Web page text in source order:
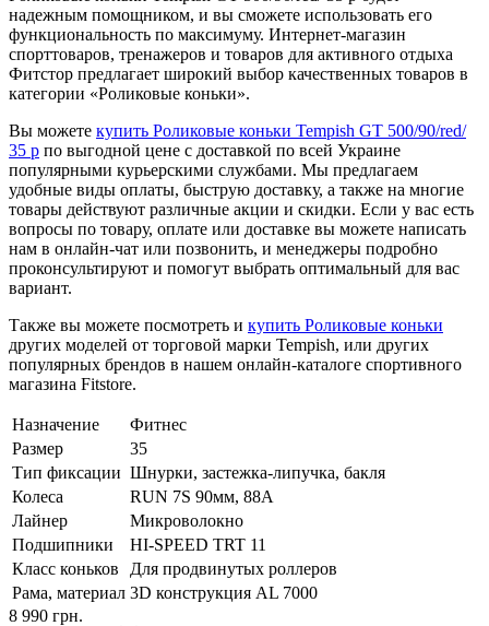
надежным помощником, и вы сможете использовать его
функциональность по максимуму. Интернет-магазин
спорттоваров, тренажеров и товаров для активного отдыха
Фитстор предлагает широкий выбор качественных товаров в
категории «Роликовые коньки».
Вы можете купить Роликовые коньки Tempish GT 500/90/red/
35 р по выгодной цене с доставкой по всей Украине
популярными курьерскими службами. Мы предлагаем
удобные виды оплаты, быструю доставку, а также на многие
товары действуют различные акции и скидки. Если у вас есть
вопросы по товару, оплате или доставке вы можете написать
нам в онлайн-чат или позвонить, и менеджеры подробно
проконсультируют и помогут выбрать оптимальный для вас
вариант.
Также вы можете посмотреть и купить Роликовые коньки
других моделей от торговой марки Tempish, или других
популярных брендов в нашем онлайн-каталоге спортивного
магазина Fitstore.
Назначение
Фитнес
Размер
35
Тип фиксации Шнурки, застежка-липучка, бакля
Колеса
RUN 7S 90мм, 88A
Лайнер
Микроволокно
Подшипники
HI-SPEED TRT 11
Класс коньков
Для продвинутых роллеров
Рама, материал 3D конструкция AL 7000
8 990 грн.